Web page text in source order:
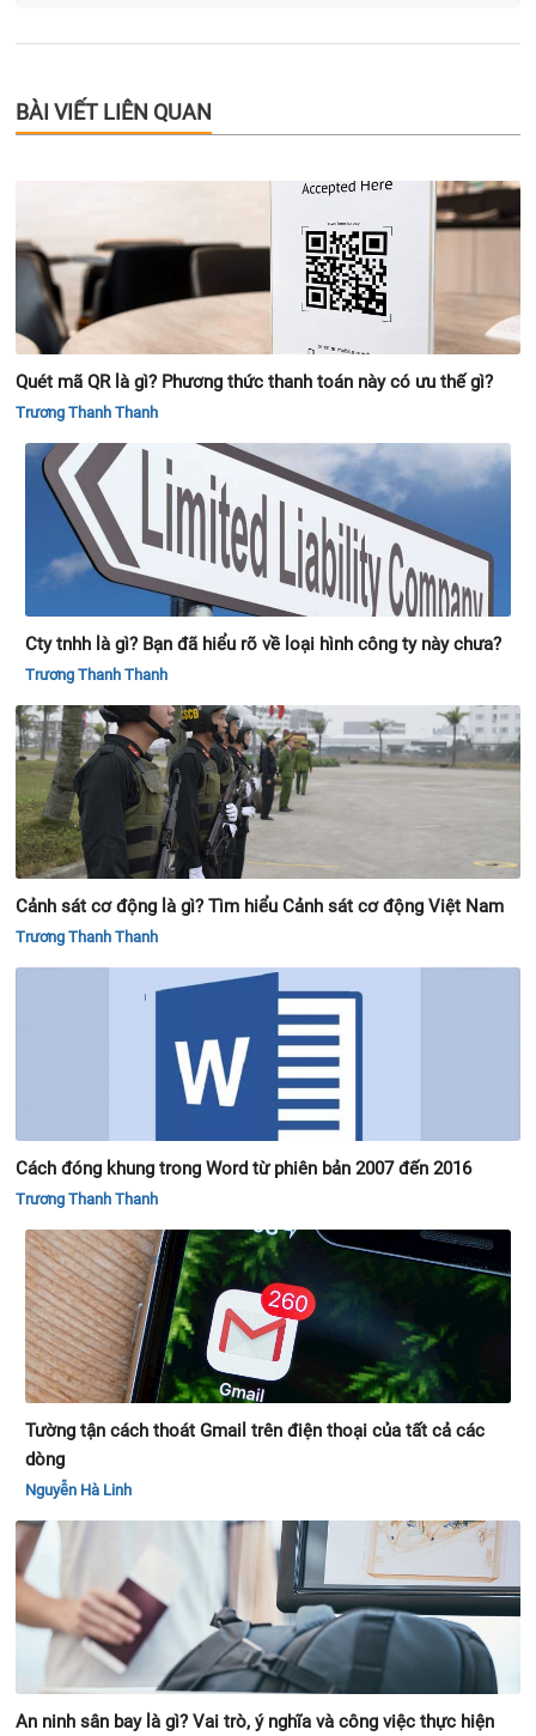
BÀI VIẾT LIÊN QUAN
Quét mã QR là gì? Phương thức thanh toán này có ưu thế gì?
Trương Thanh Thanh
Cty tnhh là gì? Bạn đã hiểu rõ về loại hình công ty này chưa?
Trương Thanh Thanh
Cảnh sát cơ động là gì? Tìm hiểu Cảnh sát cơ động Việt Nam
Trương Thanh Thanh
Cách đóng khung trong Word từ phiên bản 2007 đến 2016
Trương Thanh Thanh
Tường tận cách thoát Gmail trên điện thoại của tất cả các
dòng
Nguyễn Hà Linh
An ninh sân bay là gì? Vai trò, ý nghĩa và công việc thực hiện